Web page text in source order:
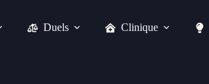
Duels Clinique